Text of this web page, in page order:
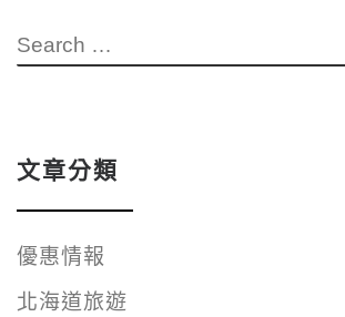
SEARCH
文章分類
優惠情報
北海道旅遊